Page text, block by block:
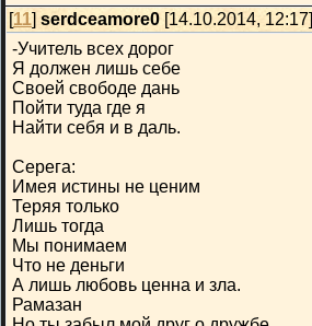
[11] serdceamore0 [14.10.2014, 12:17]
-Учитель всех дорог
Я должен лишь себе
Своей свободе дань
Пойти туда где я
Найти себя и в даль.
Серега:
Имея истины не ценим
Теряя только
Лишь тогда
Мы понимаем
Что не деньги
А лишь любовь ценна и зла.
Рамазан